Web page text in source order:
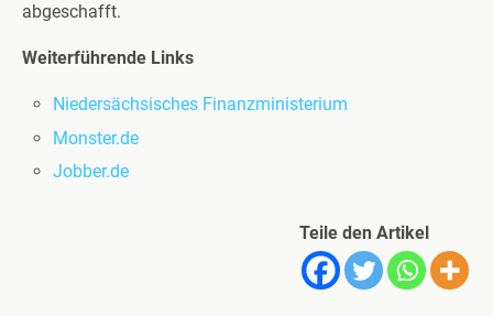
abgeschafft.
Weiterführende Links
Niedersächsisches Finanzministerium
Monster.de
Jobber.de
Teile den Artikel